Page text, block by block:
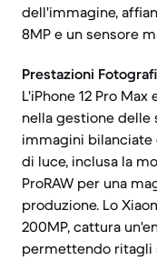
dell'immagine,
8MP e un sensore
Prestazioni
L'iPhone 12 Pro
nella gestione
immagini
di luce, inclusa la
ProRAW per una
produzione. Lo
200MP, cattura
permettendo ritagli